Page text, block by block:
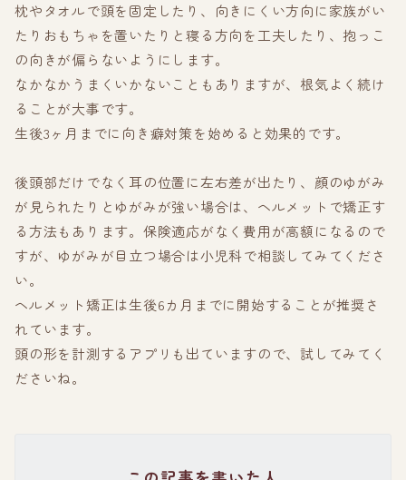
枕やタオルで頭を固定したり、向きにくい方向に家族がい
たりおもちゃを置いたりと寝る方向を工夫したり、抱っこ
の向きが偏らないようにします。
なかなかうまくいかないこともありますが、根気よく続け
ることが大事です。
生後3ヶ月までに向き癖対策を始めると効果的です。
後頭部だけでなく耳の位置に左右差が出たり、顔のゆがみ
が見られたりとゆがみが強い場合は、ヘルメットで矯正す
る方法もあります。保険適応がなく費用が高額になるので
すが、ゆがみが目立つ場合は小児科で相談してみてくださ
い。
ヘルメット矯正は生後6カ月までに開始することが推奨さ
れています。
頭の形を計測するアプリも出ていますので、試してみてく
ださいね。